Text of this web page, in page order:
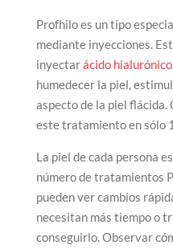
Profhilo es un tipo
mediante inyecciones.
inyectarácido hialurónico
humedecer la piel,
aspecto de la piel
este tratamiento en sólo
La piel de cada persona
número de tratamientos
pueden ver cambios
necesitan más tiempo o
conseguirlo. Observar